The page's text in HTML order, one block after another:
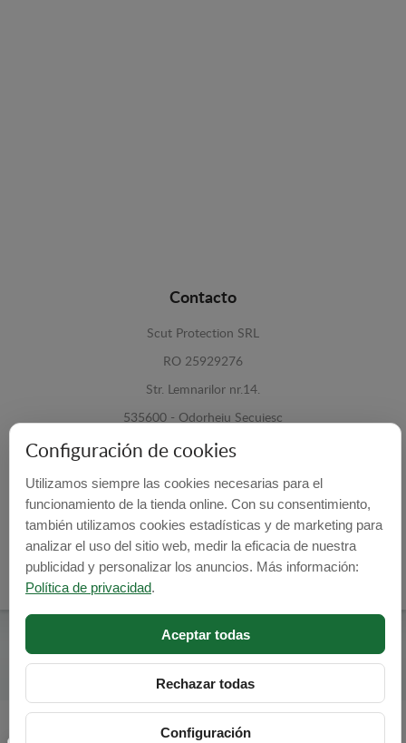
Contacto
Scut Protection SRL
RO 25929276
Str. Lemnarilor nr.14.
535600 - Odorheiu Secuiesc
Harghita, Romania
E-mail: info@cubrecarter.com
Site: www.cubrecarter.com
Programed Bylokopi WEB
Configuración de cookies
Utilizamos siempre las cookies necesarias para el
funcionamiento de la tienda online. Con su consentimiento,
también utilizamos cookies estadísticas y de marketing para
analizar el uso del sitio web, medir la eficacia de nuestra
publicidad y personalizar los anuncios. Más información:
Política de privacidad.
Aceptar todas
Rechazar todas
Configuración